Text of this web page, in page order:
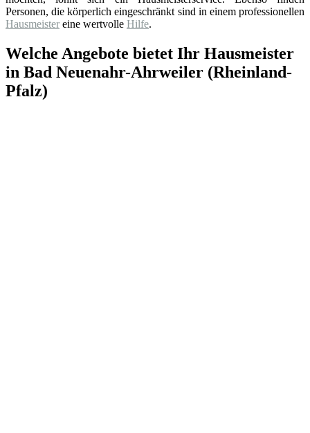
Personen, die körperlich eingeschränkt sind in einem professionellen
Hausmeister eine wertvolle Hilfe.
Welche Angebote bietet Ihr Hausmeister
in Bad Neuenahr-Ahrweiler (Rheinland-
Pfalz)